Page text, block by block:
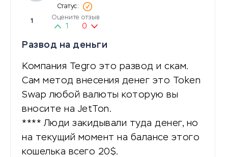
1
Оцените отзыв
1 0
Развод на деньги
Компания Tegro это развод и скам.
Сам метод внесения денег это Token
Swap любой валюты которую вы
вносите на JetTon.
**** Люди закидывали туда денег, но
на текущий момент на балансе этого
кошелька всего 20$.